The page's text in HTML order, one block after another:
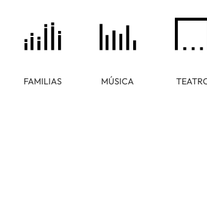
FAMILIAS MÚSICA